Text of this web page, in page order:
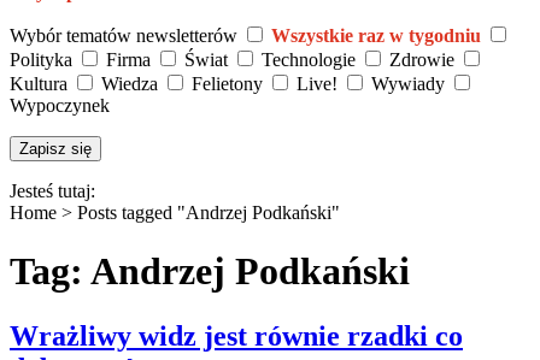
Wybór tematów newsletterów
Wszystkie raz w tygodniu
Polityka
Firma Świat Technologie
Zdrowie
Kultura
Wiedza Felietony Live!
Wywiady
Wypoczynek
Jesteś tutaj:
Home > Posts tagged "Andrzej Podkański"
Tag: Andrzej Podkański
Wrażliwy widz jest równie rzadki co